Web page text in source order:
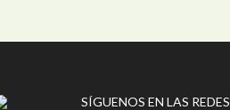
SÍGUENOS EN LAS REDES